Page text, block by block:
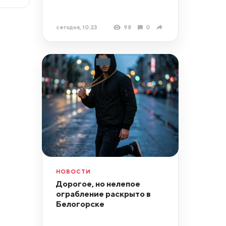
сегодня, 10:23 98 0
НОВОСТИ
Дорогое, но нелепое
ограбление раскрыто в
Белогорске